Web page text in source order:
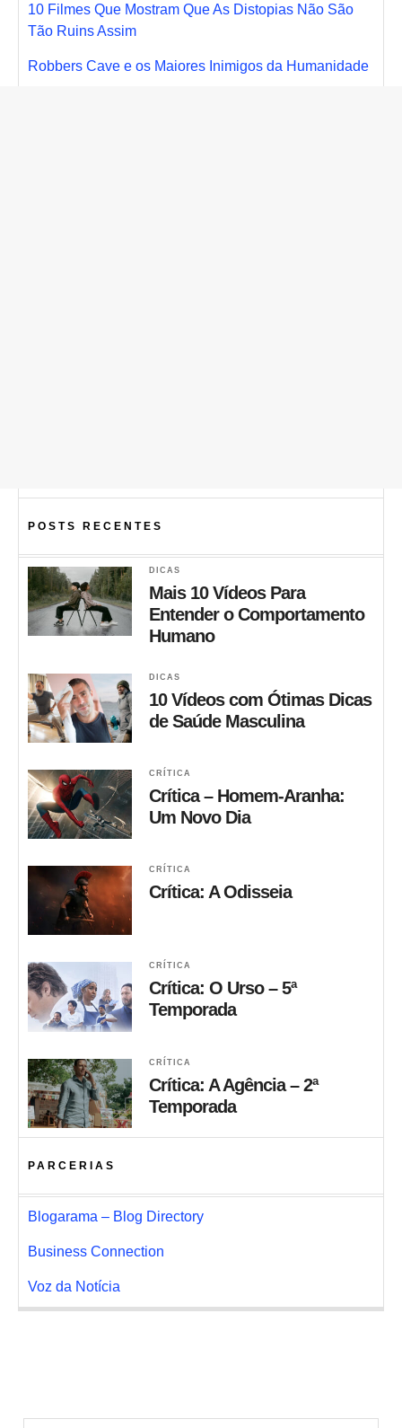
10 Filmes Que Mostram Que As Distopias Não São
Tão Ruins Assim
Robbers Cave e os Maiores Inimigos da Humanidade
POSTS RECENTES
DICAS
Mais 10 Vídeos Para
Entender o Comportamento
Humano
DICAS
10 Vídeos com Ótimas Dicas
de Saúde Masculina
CRÍTICA
Crítica – Homem-Aranha:
Um Novo Dia
CRÍTICA
Crítica: A Odisseia
CRÍTICA
Crítica: O Urso – 5ª
Temporada
CRÍTICA
Crítica: A Agência – 2ª
Temporada
PARCERIAS
Blogarama – Blog Directory
Business Connection
Voz da Notícia